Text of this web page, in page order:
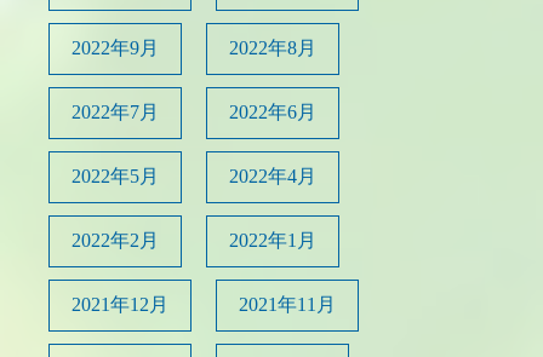
2022年9月 2022年8月
2022年7月 2022年6月
2022年5月 2022年4月
2022年2月 2022年1月
2021年12月 2021年11月